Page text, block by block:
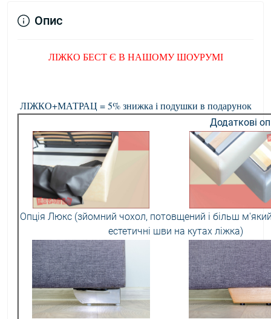
Опис
ЛІЖКО БЕСТ Є В НАШОМУ ШОУРУМІ
ЛІЖКО+МАТРАЦ = 5% знижка і подушки в подарунок
Додаткові
Опція Люкс (зйомний чохол, потовщений і більш
естетичні шви на кутах ліжка)